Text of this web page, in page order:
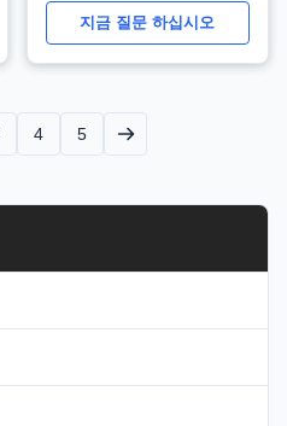
지금 질문 하십시오
4 5